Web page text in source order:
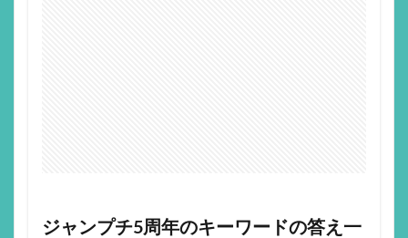
ジャンプチ5周年のキーワードの答え一